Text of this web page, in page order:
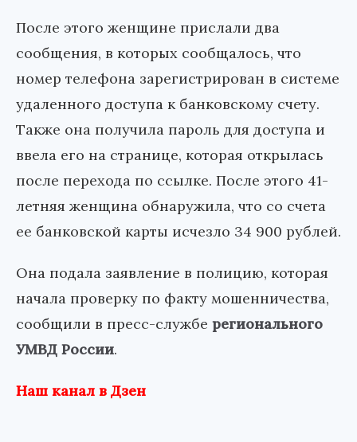
После этого женщине прислали два
сообщения, в которых сообщалось, что
номер телефона зарегистрирован в системе
удаленного доступа к банковскому счету.
Также она получила пароль для доступа и
ввела его на странице, которая открылась
после перехода по ссылке. После этого 41-
летняя женщина обнаружила, что со счета
ее банковской карты исчезло 34 900 рублей.
Она подала заявление в полицию, которая
начала проверку по факту мошенничества,
сообщили в пресс-службе регионального
УМВД России.
Наш канал в Дзен